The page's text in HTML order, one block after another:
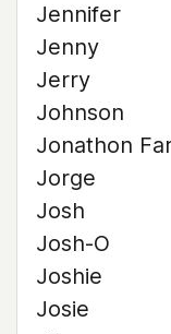
Jennifer
Jenny
Jerry
Johnson
Jonathon
Jorge
Josh
Josh-O
Joshie
Josie